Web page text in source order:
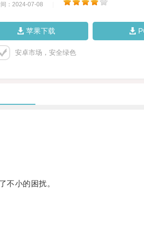
：2024-07-08
苹果下载
安卓市场，安全绿色
小的困扰。